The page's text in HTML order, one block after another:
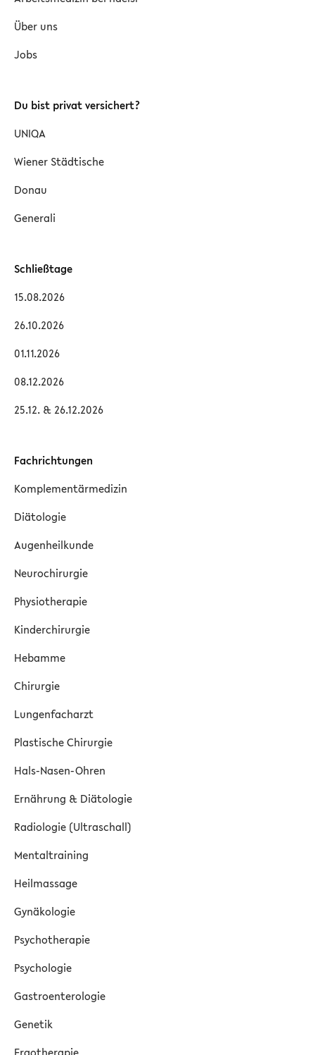
Über uns
Jobs
Du bist privat versichert?
UNIQA
Wiener Städtische
Donau
Generali
Schließtage
15.08.2026
26.10.2026
01.11.2026
08.12.2026
25.12. & 26.12.2026
Fachrichtungen
Komplementärmedizin
Diätologie
Augenheilkunde
Neurochirurgie
Physiotherapie
Kinderchirurgie
Hebamme
Chirurgie
Lungenfacharzt
Plastische Chirurgie
Hals-Nasen-Ohren
Ernährung & Diätologie
Radiologie (Ultraschall)
Mentaltraining
Heilmassage
Gynäkologie
Psychotherapie
Psychologie
Gastroenterologie
Genetik